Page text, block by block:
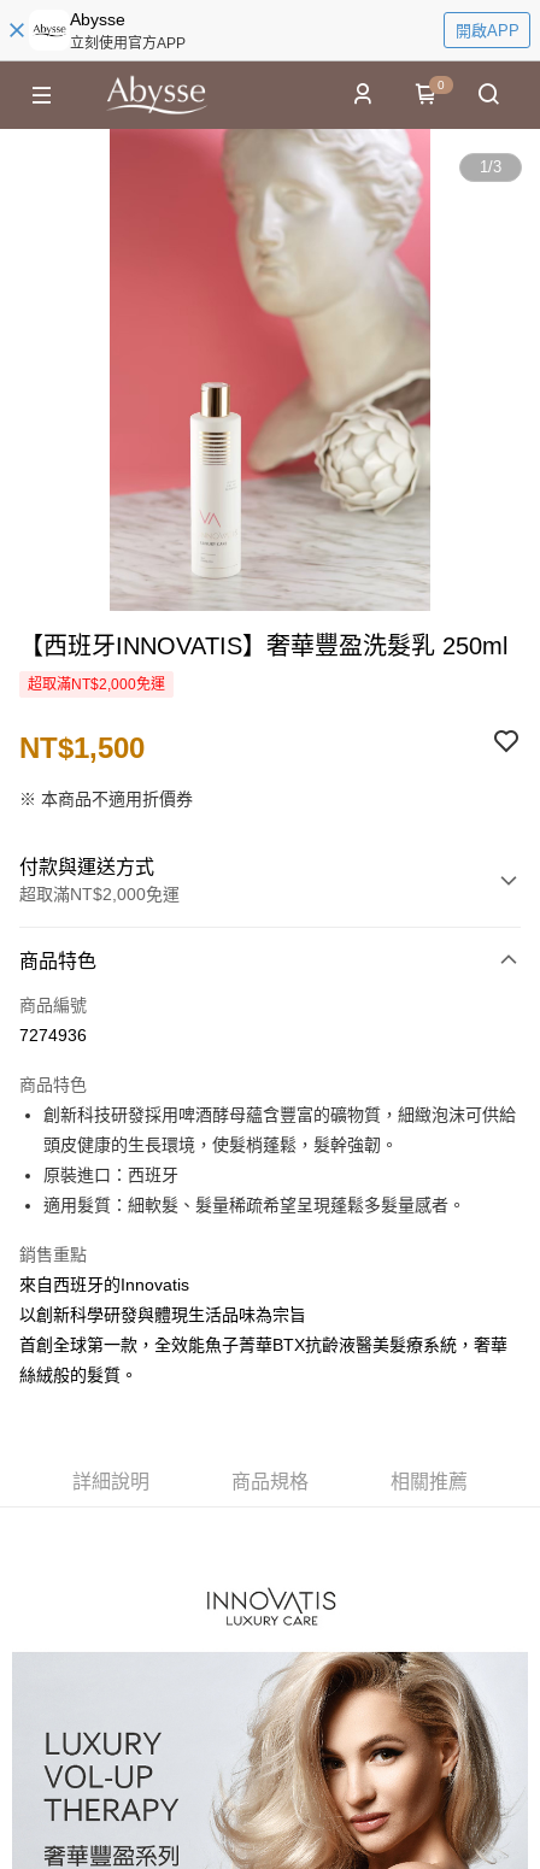
Abysse
立刻使用官方APP
開啟APP
0
1/3
【西班牙INNOVATIS】奢華豐盈洗髮乳 250ml
超取滿NT$2,000免運
NT$1,500
※ 本商品不適用折價券
付款與運送方式
超取滿NT$2,000免運
信用卡一次付款
信用卡分期付款
合作金庫商業銀行
華南商業銀行
彰化商業銀行
上海商業儲蓄銀行
台北富邦商業銀行
國泰世華商業銀行
臺灣中小企業銀行
台中商業銀行
聯邦商業銀行
元大商業銀行
台新國際商業銀行
中國信託商業銀行
台灣樂天信用卡公司
6 期 0 利率 每期
華南商業銀行
彰化商業銀行
上海商業儲蓄銀行
國泰世華商業銀行
兆豐國際商業銀行
匯豐（台灣）商業銀行
聯邦商業銀行
元大商業銀行
永豐商業銀行
玉山商業銀行
星展（台灣）商業銀行
台灣樂天信用卡公司
超商取貨付款
LINE Pay
街口支付
悠遊付
每筆NT$80，滿NT$2,000(含以上)免運費
每筆NT$80，滿NT$2,000(含以上)免運費
付款後7-11取貨
每筆NT$80，滿NT$2,000(含以上)免運費
新竹貨運
商品特色
商品編號
7274936
商品特色
創新科技研發採用啤酒酵母蘊含豐富的礦物質，細緻泡沫可供給
頭皮健康的生長環境，使髮梢蓬鬆，髮幹強韌。
原裝進口：西班牙
適⽤髮質：細軟髮、髮量稀疏希望呈現蓬鬆多髮量感者。
銷售重點
來自西班牙的Innovatis
以創新科學研發與體現生活品味為宗旨
首創全球第一款，全效能魚子菁華BTX抗齡液醫美髮療系統，奢華
絲絨般的髮質。
詳細說明 商品規格 相關推薦